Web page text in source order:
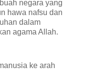
negara yang
hawa nafsu dan
dalam
agama Allah.
ke arah